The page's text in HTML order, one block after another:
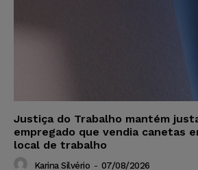
Justiça do Trabalho mantém
empregado que vendia canetas
local de trabalho
Karina Silvério - 07/08/2026